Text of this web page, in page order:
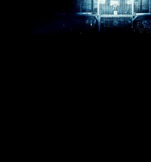
Sehnsucht (Anniversary Edition)